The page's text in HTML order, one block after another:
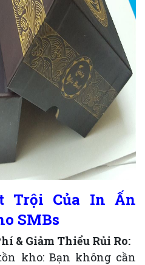
Trội Của In Ấn
SMBs
& Giảm Thiểu Rủi Ro:
kho: Bạn không cần